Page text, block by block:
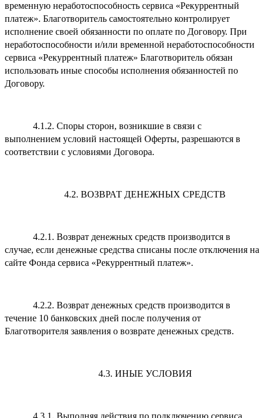
временную неработоспособность сервиса «Рекуррентный
платеж». Благотворитель самостоятельно контролирует
исполнение своей обязанности по оплате по Договору. При
неработоспособности и/или временной неработоспособности
сервиса «Рекуррентный платеж» Благотворитель обязан
использовать иные способы исполнения обязанностей по
Договору.
4.1.2. Споры сторон, возникшие в связи с
выполнением условий настоящей Оферты, разрешаются в
соответствии с условиями Договора.
4.2. ВОЗВРАТ ДЕНЕЖНЫХ СРЕДСТВ
4.2.1. Возврат денежных средств производится в
случае, если денежные средства списаны после отключения на
сайте Фонда сервиса «Рекуррентный платеж».
4.2.2. Возврат денежных средств производится в
течение 10 банковских дней после получения от
Благотворителя заявления о возврате денежных средств.
4.3. ИНЫЕ УСЛОВИЯ
4.3.1. Выполняя действия по подключению сервиса